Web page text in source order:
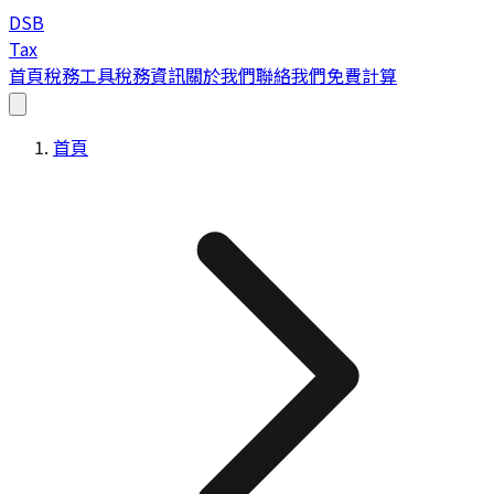
DSB
Tax
首頁稅務工具稅務資訊關於我們聯絡我們免費計算
首頁